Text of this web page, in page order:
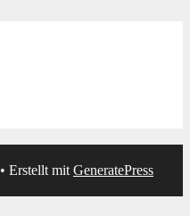
• Erstellt mit GeneratePress